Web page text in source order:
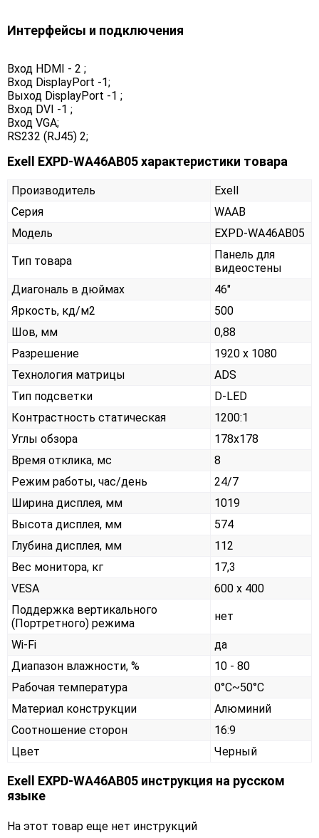
Интерфейсы и подключения
Вход HDMI - 2 ;
Вход DisplayPort -1;
Выход DisplayPort -1 ;
Вход DVI -1 ;
Вход VGA;
RS232 (RJ45) 2;
Exell EXPD-WA46AB05 характеристики товара
Производитель
Exell
Серия
WAAB
Модель
EXPD-WA46AB05
Тип товара
Панель для
видеостены
Диагональ в дюймах
46"
Яркость, кд/м2
500
Шов, мм
0,88
Разрешение
1920 x 1080
Технология матрицы
ADS
Тип подсветки
D-LED
Контрастность статическая
1200:1
Углы обзора
178x178
Время отклика, мс
8
Режим работы, час/день
24/7
Ширина дисплея, мм
1019
Высота дисплея, мм
574
Глубина дисплея, мм
112
Вес монитора, кг
17,3
VESA
600 x 400
Поддержка вертикального
(Портретного) режима
нет
Wi-Fi
да
Диапазон влажности, %
10 - 80
Рабочая температура
0°C~50°C
Материал конструкции
Алюминий
Соотношение сторон
16:9
Цвет
Черный
Exell EXPD-WA46AB05 инструкция на русском
языке
На этот товар еще нет инструкций